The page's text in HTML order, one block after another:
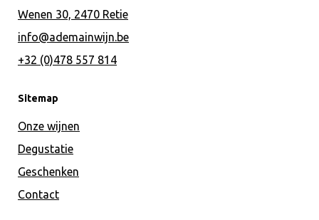
Wenen 30, 2470 Retie
info@ademainwijn.be
+32 (0)478 557 814
Sitemap
Onze wijnen
Degustatie
Geschenken
Contact